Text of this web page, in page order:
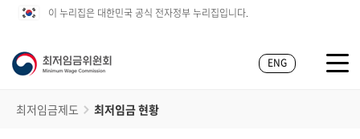
이 누리집은 대한민국 공식 전자정부 누리집입니다.
ENG
최저임금제도 최저임금 현황